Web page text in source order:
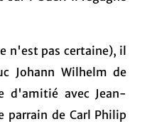
n'est pas certaine), il
Johann Wilhelm de
d'amitié avec Jean-
parrain de Carl Philip